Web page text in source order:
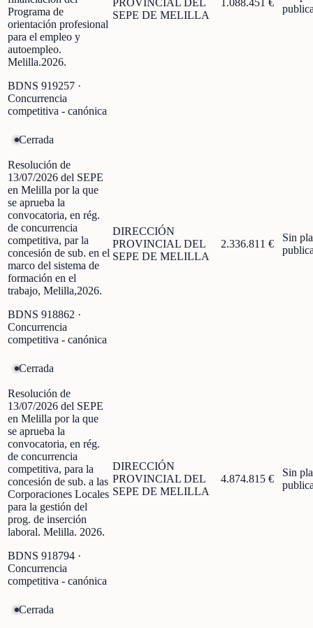
Programa de
orientación profesional
para el empleo y
autoempleo.
Melilla.2026.
BDNS 919257 ·
Concurrencia
competitiva - canónica
PROVINCIAL DEL
SEPE DE MELILLA
1.088.451 €
Cerrada
Resolución de
13/07/2026 del SEPE
en Melilla por la que
se aprueba la
convocatoria, en rég.
de concurrencia
competitiva, par la
concesión de sub. en el
marco del sistema de
formación en el
trabajo, Melilla,2026.
BDNS 918862 ·
Concurrencia
competitiva - canónica
DIRECCIÓN
PROVINCIAL DEL
SEPE DE MELILLA
2.336.811 €
Sin
Cerrada
Resolución de
13/07/2026 del SEPE
en Melilla por la que
se aprueba la
convocatoria, en rég.
de concurrencia
competitiva, para la
concesión de sub. a las
Corporaciones Locales
para la gestión del
prog. de inserción
laboral. Melilla. 2026.
BDNS 918794 ·
Concurrencia
competitiva - canónica
DIRECCIÓN
PROVINCIAL DEL
SEPE DE MELILLA
4.874.815 €
Sin
Cerrada